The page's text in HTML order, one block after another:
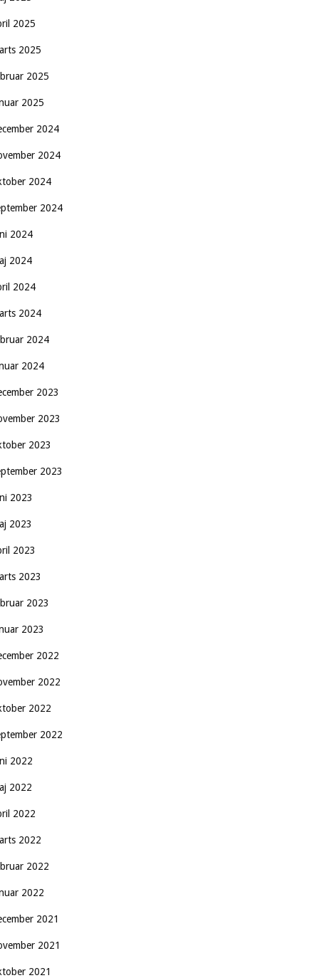
2025
2025
2025
2025
2024
2024
2024
2024
2024
2024
2024
2024
2024
2024
2023
2023
2023
2023
2023
2023
2023
2023
2023
2023
2022
2022
2022
2022
2022
2022
2022
2022
2022
2022
2021
2021
2021